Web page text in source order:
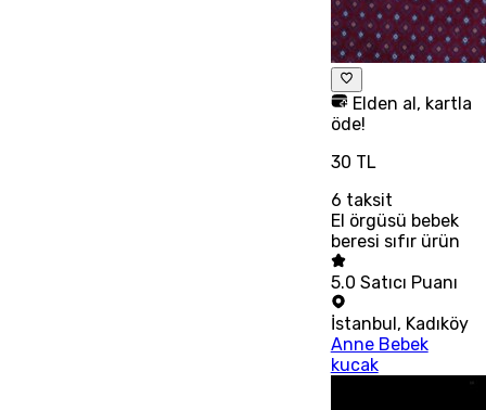
Elden al, kartla
öde!
30 TL
6 taksit
El örgüsü bebek
beresi sıfır ürün
5.0 Satıcı Puanı
İstanbul, Kadıköy
Anne Bebek
kucak